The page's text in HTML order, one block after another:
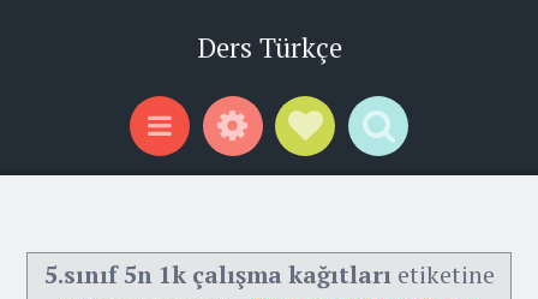
Ders Türkçe
Menu WidgetsSocial Links
Search
5.sınıf 5n 1k çalışma kağıtlarıetiketine